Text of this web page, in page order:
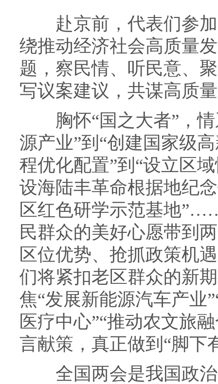
赴京前，代表们参加
绕推动经济社会高质量
题，察民情、听民意、
写议案建议，共谋高质
胸怀“国之大者”，情
源产业”到“创建国家级
程优化配置”到“设立区
设海陆丰革命根据地纪
区红色研学示范基地
民群众的美好心愿带到
区位优势、抢抓政策机
们将紧扣老区群众的新
焦“发展新能源汽车产业
医疗中心”“推动农文旅
言献策，真正做到“脚下
全国两会是我国政治